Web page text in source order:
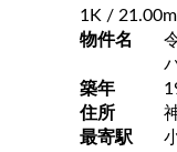
1K / 21.00m
物件名
築年
住所
最寄駅